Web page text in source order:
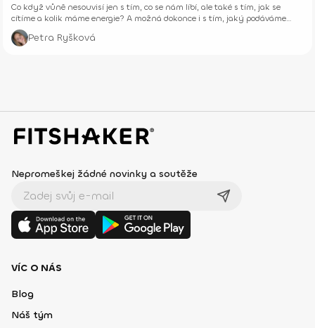
Co když vůně nesouvisí jen s tím, co se nám líbí, ale také s tím, jak se
cítíme a kolik máme energie? A možná dokonce i s tím, jaký podáváme
výkon při tréninku?
Petra Ryšková
Nepromeškej žádné novinky a soutěže
VÍC O NÁS
Blog
Náš tým